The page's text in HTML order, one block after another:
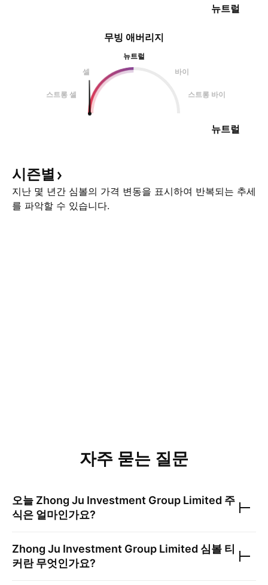
뉴트럴
무빙 애버리지
뉴트럴
셀
바이
스트롱 셀 스트롱 바이
뉴트럴
시즌별
지난 몇 년간 심볼의 가격 변동을 표시하여 반복되는 추세
를 파악할 수 있습니다.
자주 묻는 질문
오늘 Zhong Ju Investment Group Limited 주
식은 얼마인가요?
Zhong Ju Investment Group Limited 심볼 티
커란 무엇인가요?